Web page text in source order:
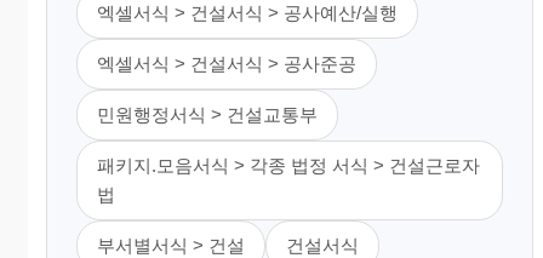
엑셀서식 > 건설서식 > 공사예산/실행
엑셀서식 > 건설서식 > 공사준공
민원행정서식 > 건설교통부
패키지.모음서식 > 각종 법정 서식 > 건설근로자
법
부서별서식 > 건설 건설서식